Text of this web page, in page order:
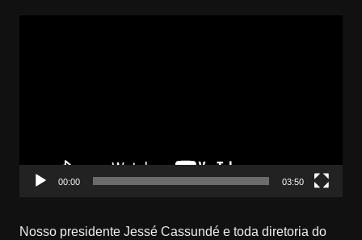
00:00 03:50
Nosso presidente Jessé Cassundé e toda diretoria do